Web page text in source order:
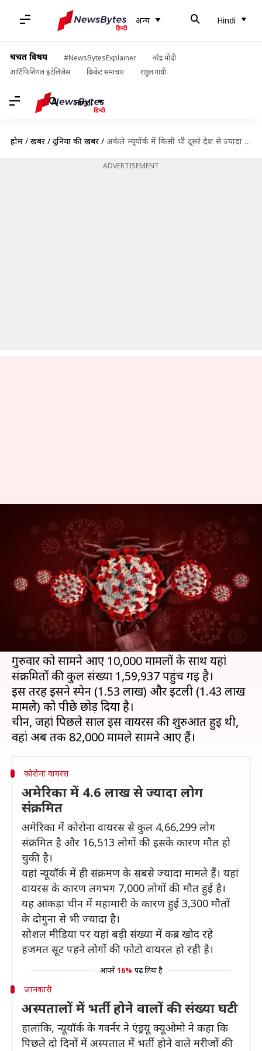
अन्य Hindi
चर्चित विषय #NewsBytesExplainer
नरेंद्र मोदी
आर्टिफिशियल इंटेलिजेंस
क्रिकेट समाचार राहुल गांधी
Hindi
होम / खबरें / दुनिया की खबरें / अकेले न्यूयॉर्क में किसी भी दूसरे देश से ज्यादा कोरोना वायरस के मामले
ADVERTISEMENT
अकेले न्यूयॉर्क में किसी भी दूसरे देश
से ज्यादा कोरोना वायरस के मामले
Apr 10, 2020 02:26 pm
क्या है खबर?
अकेले न्यूयॉर्क स्टेट में कोरोना वायरस संक्रमितों की संख्या
अमेरिका के बाहर दुनिया के किसी भी देश से ज्यादा हो
गुरुवार को सामने आए 10,000 मामलों के साथ यहां
संक्रमितों की कुल संख्या 1,59,937 पहुंच गई है।
इस तरह इसने स्पेन (1.53 लाख) और इटली (1.43 लाख
मामले) को पीछे छोड़ दिया है।
चीन, जहां पिछले साल इस वायरस की शुरुआत हुई थी,
कोरोना वायरस
अमेरिका में 4.6 लाख से ज्यादा लोग
संक्रमित
अमेरिका में कोरोना वायरस से कुल 4,66,299 लोग
संक्रमित है और 16,513 लोगों की इसके कारण मौत हो
चुकी है।
यहां न्यूयॉर्क में ही संक्रमण के सबसे ज्यादा मामले हैं। यहां
वायरस के कारण लगभग 7,000 लोगों की मौत हुई है।
यह आंकड़ा चीन में महामारी के कारण हुई 3,300 मौतों
के दोगुना से भी ज्यादा है।
सोशल मीडिया पर यहां बड़ी संख्या में कब्र खोद रहे
हजमत सूट पहने लोगों की फोटो वायरल हो रही है।
आपने 16% पढ़ लिया है
जानकारी
अस्पतालों में भर्ती होने वालों की संख्या घटी
हालांकि, न्यूयॉर्क के गवर्नर ने एंड्रयू क्यूओमो ने कहा कि
पिछले दो दिनों में अस्पताल में भर्ती होने वाले मरीजों की